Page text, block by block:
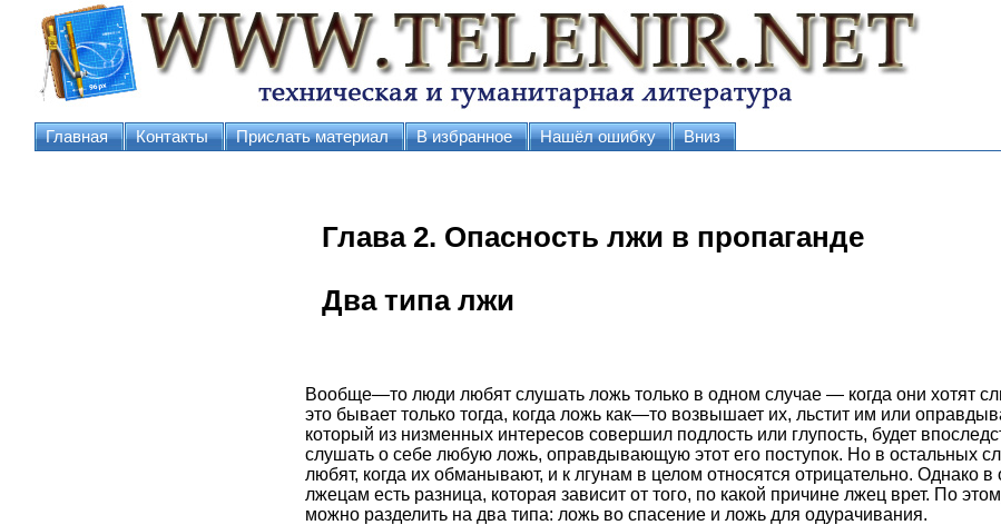
Главная Контакты Прислать материал В избранное Нашёл ошибку Вниз
Глава 2. Опасность лжи в пропаганде
Два типа лжи
Вообще—то люди любят слушать ложь только в одном случае — когда они хотят
это бывает только тогда, когда ложь как—то возвышает их, льстит им или
который из низменных интересов совершил подлость или глупость, будет
слушать о себе любую ложь, оправдывающую этот его поступок. Но в остальных
любят, когда их обманывают, и к лгунам в целом относятся отрицательно. Однако в
лжецам есть разница, которая зависит от того, по какой причине лжец врет. По
можно разделить на два типа: ложь во спасение и ложь для одурачивания.